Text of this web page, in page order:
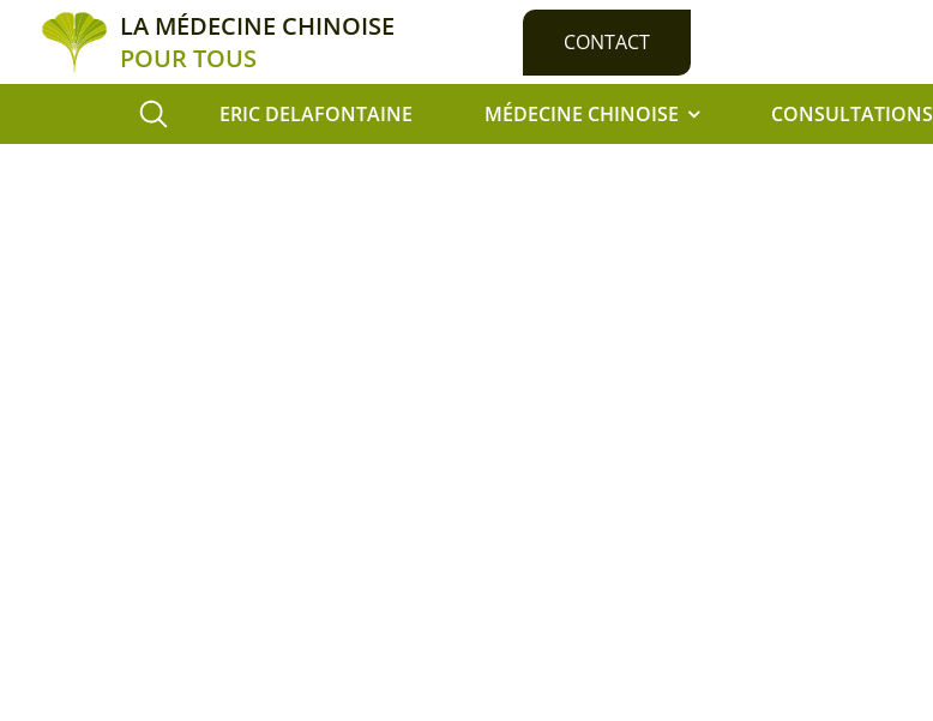
LA MÉDECINE CHINOISE
POUR TOUS
CONTACT
ERIC DELAFONTAINE MÉDECINE CHINOISE CONSULTATIONS